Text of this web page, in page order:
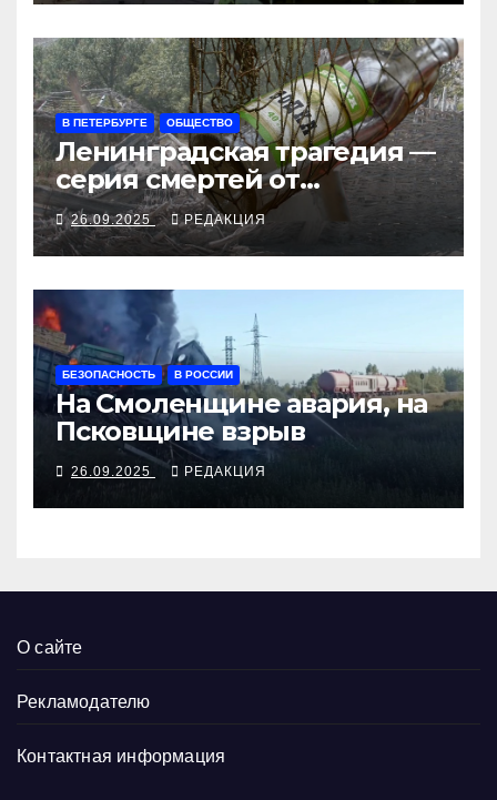
В ПЕТЕРБУРГЕ ОБЩЕСТВО
Ленинградская трагедия —
серия смертей от
алкосуррогата
26.09.2025 РЕДАКЦИЯ
БЕЗОПАСНОСТЬ В РОССИИ
На Смоленщине авария, на
Псковщине взрыв
26.09.2025 РЕДАКЦИЯ
О сайте
Рекламодателю
Контактная информация